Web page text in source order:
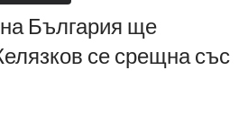
България ще
се срещна със